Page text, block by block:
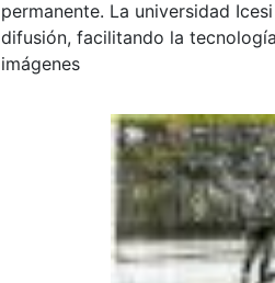
permanente. La universidad
difusión, facilitando la
imágenes